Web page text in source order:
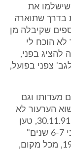
שישלמו את
בדרך שתוארה
שקיבלה מן
לא הוכח לי
בפני,
צפני בפועל,
מעדותו וגם
הערעור לא
עבד בחברה כלל. בהודעתו מש/2 מיום 30.11.91, טען
מר וונטורה, כי בנו עבד בחברה "עד לפני 6-7 שנים"
ומשמע, שעבד בה עד שנת 1983 או 1984, מכל מקום,